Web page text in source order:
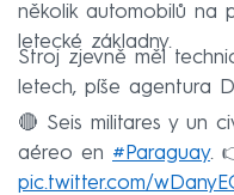
několik automobilů na
letecké základny.
Stroj zjevně měl
letech, píše agentura
🔴 Seis militares y un
aéreo en #Paraguay.
pic.twitter.com/